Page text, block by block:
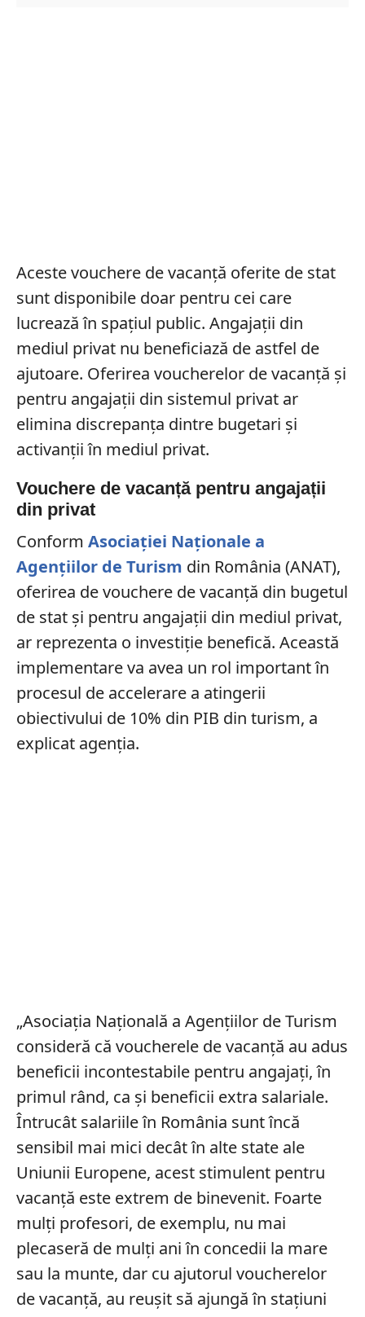
Aceste vouchere de vacanță oferite de stat
sunt disponibile doar pentru cei care
lucrează în spațiul public. Angajații din
mediul privat nu beneficiază de astfel de
ajutoare. Oferirea voucherelor de vacanță și
pentru angajații din sistemul privat ar
elimina discrepanța dintre bugetari și
activanții în mediul privat.
Vouchere de vacanță pentru angajații
din privat
Conform Asociației Naționale a
Agențiilor de Turism din România (ANAT),
oferirea de vouchere de vacanță din bugetul
de stat și pentru angajații din mediul privat,
ar reprezenta o investiție benefică. Această
implementare va avea un rol important în
procesul de accelerare a atingerii
obiectivului de 10% din PIB din turism, a
explicat agenția.
„Asociația Națională a Agențiilor de Turism
consideră că voucherele de vacanță au adus
beneficii incontestabile pentru angajați, în
primul rând, ca și beneficii extra salariale.
Întrucât salariile în România sunt încă
sensibil mai mici decât în alte state ale
Uniunii Europene, acest stimulent pentru
vacanță este extrem de binevenit. Foarte
mulți profesori, de exemplu, nu mai
plecaseră de mulți ani în concedii la mare
sau la munte, dar cu ajutorul voucherelor
de vacanță, au reușit să ajungă în stațiuni